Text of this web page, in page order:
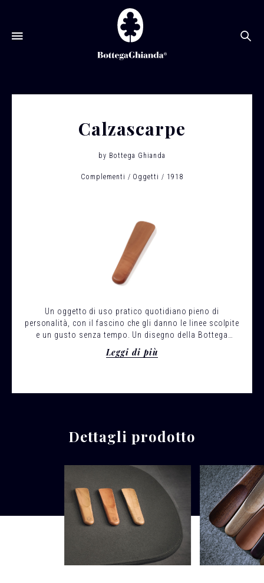
Calzascarpe
by Bottega Ghianda
Complementi Oggetti 1918
Un oggetto di uso pratico quotidiano pieno di
personalità, con il fascino che gli danno le linee scolpite
e un gusto senza tempo. Un disegno della Bottega
Ghianda, che lo produce da un secolo.
Leggi di più
Dettagli prodotto